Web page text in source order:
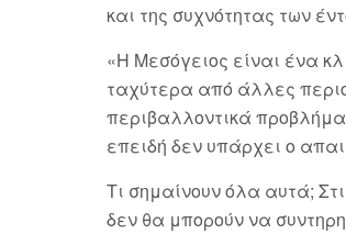
και της συχνότητας των
«Η Μεσόγειος είναι ένα
ταχύτερα από άλλες
περιβαλλοντικά
επειδή δεν υπάρχει ο
Τι σημαίνουν όλα αυτά;
δεν θα μπορούν να